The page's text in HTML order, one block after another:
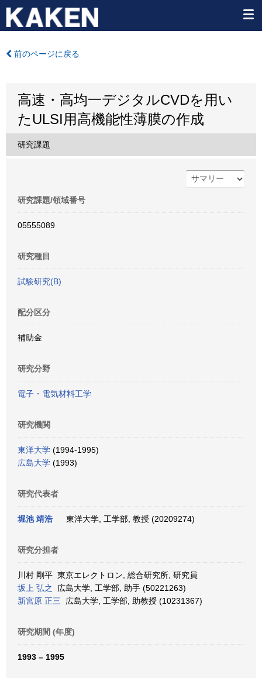
前のページに戻る
高速・高均一デジタルCVDを用い
たULSI用高機能性薄膜の作成
研究課題
研究課題/領域番号
05555089
研究種目
試験研究(B)
配分区分
補助金
研究分野
電子・電気材料工学
研究機関
東洋大学 (1994-1995)
広島大学 (1993)
研究代表者
堀池 靖浩 東洋大学, 工学部, 教授 (20209274)
研究分担者
川村 剛平 東京エレクトロン, 総合研究所, 研究員
坂上 弘之
広島大学, 工学部, 助手 (50221263)
新宮原 正三 広島大学, 工学部, 助教授 (10231367)
研究期間 (年度)
1993 – 1995